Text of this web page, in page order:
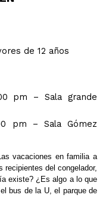
de 12 años
pm – Sala grande
pm – Sala Gómez
vacaciones en familia a
recipientes del congelador,
existe? ¿Es algo a lo que
bus de la U, el parque de